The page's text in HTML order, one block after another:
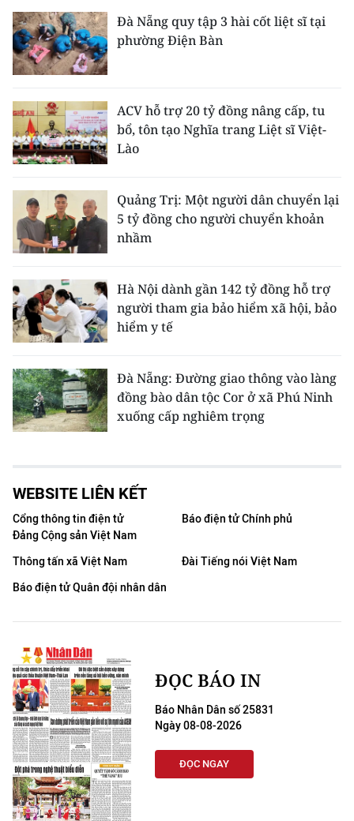
Đà Nẵng quy tập 3 hài cốt liệt sĩ tại
phường Điện Bàn
ACV hỗ trợ 20 tỷ đồng nâng cấp, tu
bổ, tôn tạo Nghĩa trang Liệt sĩ Việt-
Lào
Quảng Trị: Một người dân chuyển lại
5 tỷ đồng cho người chuyển khoản
nhầm
Hà Nội dành gần 142 tỷ đồng hỗ trợ
người tham gia bảo hiểm xã hội, bảo
hiểm y tế
Đà Nẵng: Đường giao thông vào làng
đồng bào dân tộc Cor ở xã Phú Ninh
xuống cấp nghiêm trọng
WEBSITE LIÊN KẾT
Cổng thông tin điện tử
Đảng Cộng sản Việt Nam
Báo điện tử Chính phủ
Thông tấn xã Việt Nam
Đài Tiếng nói Việt Nam
Báo điện tử Quân đội nhân dân
ĐỌC BÁO IN
Báo Nhân Dân số 25831
Ngày 08-08-2026
ĐỌC NGAY